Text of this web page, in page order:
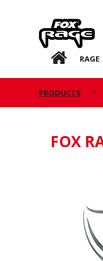
Rage
HU RAGE
PRODUCTS
FOX